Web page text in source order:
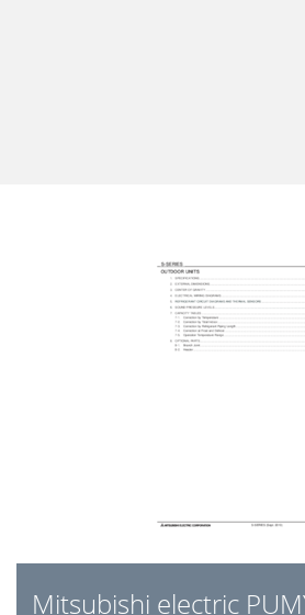
Mitsubishi electric